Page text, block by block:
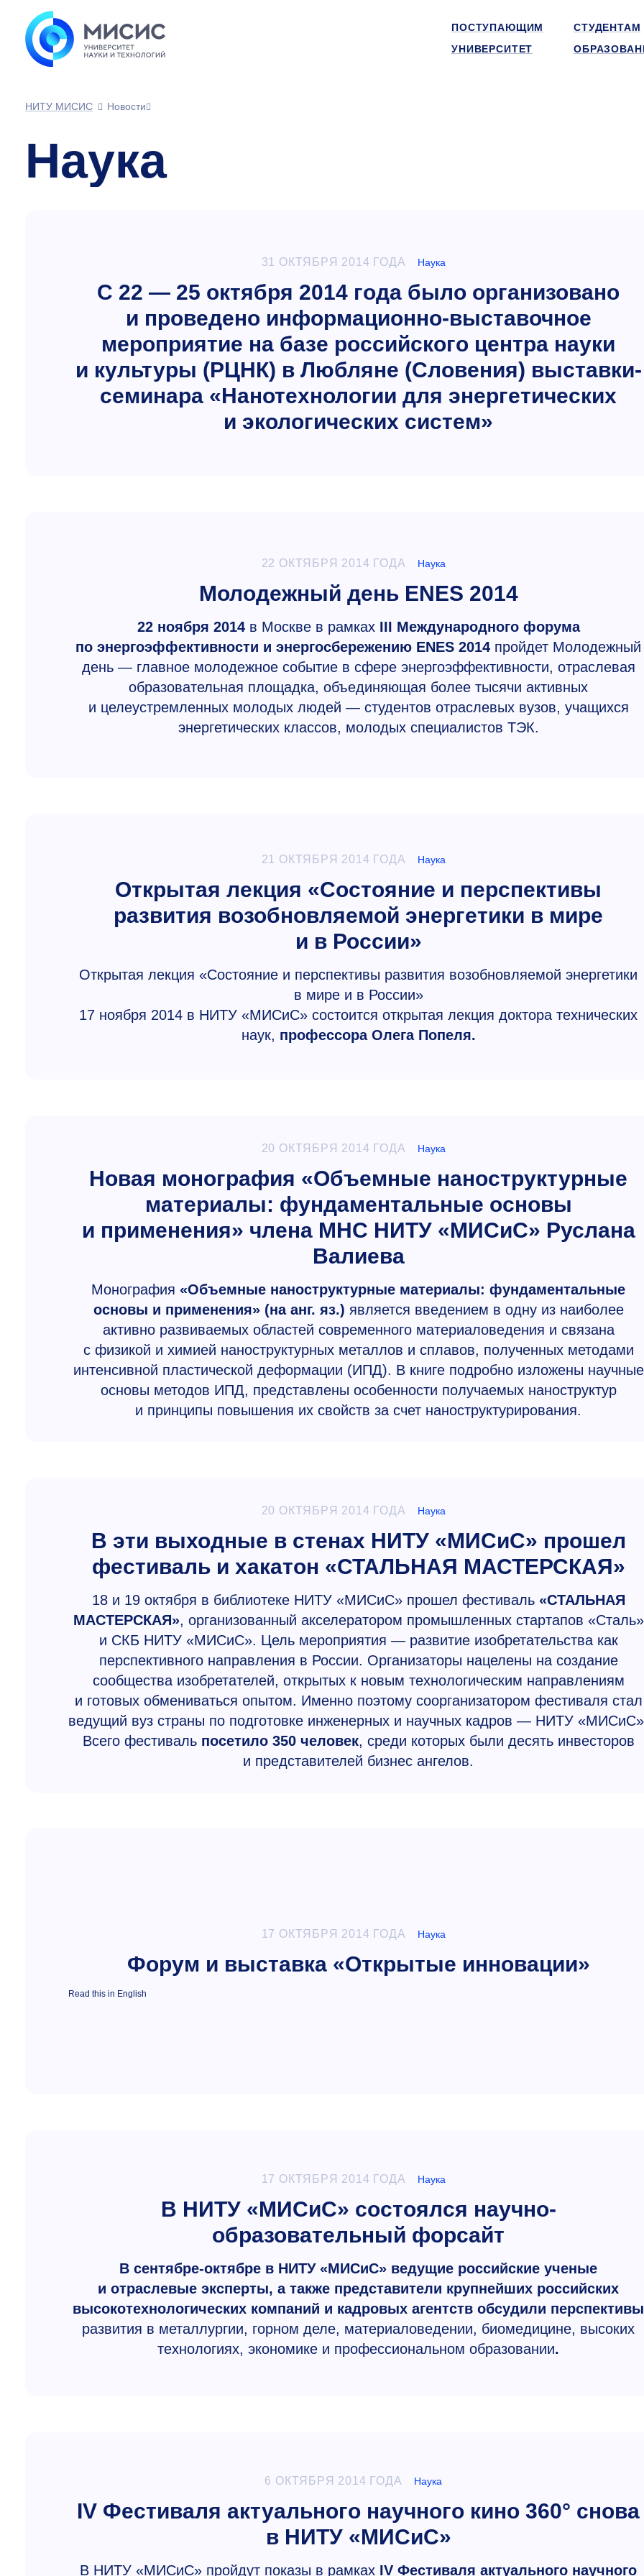
ПОСТУПАЮЩИМ
СТУДЕНТАМ
УНИВЕРСИТЕТ
НИТУ МИСИС Новости
Наука
31 ОКТЯБРЯ 2014 ГОДА Наука
С 22 — 25 октября 2014 года было организовано
и проведено информационно-выставочное
мероприятие на базе российского центра науки
и культуры (РЦНК) в Любляне (Словения) выставки-
семинара «Нанотехнологии для энергетических
и экологических систем»
22 ОКТЯБРЯ 2014 ГОДА Наука
Молодежный день ENES 2014
22 ноября 2014в Москве в рамках III Международного форума
по энергоэффективности и энергосбережению ENES 2014 пройдет Молодежный
день — главное молодежное событие в сфере энергоэффективности, отраслевая
образовательная площадка, объединяющая более тысячи активных
и целеустремленных молодых людей — студентов отраслевых вузов, учащихся
энергетических классов, молодых специалистов ТЭК.
21 ОКТЯБРЯ 2014 ГОДА Наука
Открытая лекция «Состояние и перспективы
развития возобновляемой энергетики в мире
и в России»
Открытая лекция «Состояние и перспективы развития возобновляемой энергетики
в мире и в России»
17 ноября 2014 в НИТУ «МИСиС» состоится открытая лекция доктора технических
наук, профессора Олега Попеля.
20 ОКТЯБРЯ 2014 ГОДА Наука
Новая монография «Объемные наноструктурные
материалы: фундаментальные основы
и применения» члена МНС НИТУ «МИСиС» Руслана
Валиева
Монография «Объемные наноструктурные материалы: фундаментальные
основы и применения» (на анг. яз.) является введением в одну из наиболее
активно развиваемых областей современного материаловедения и связана
с физикой и химией наноструктурных металлов и сплавов, полученных методами
интенсивной пластической деформации (ИПД). В книге подробно изложены научные
основы методов ИПД, представлены особенности получаемых наноструктур
и принципы повышения их свойств за счет наноструктурирования.
20 ОКТЯБРЯ 2014 ГОДА Наука
В эти выходные в стенах НИТУ «МИСиС» прошел
фестиваль и хакатон «СТАЛЬНАЯ МАСТЕРСКАЯ»
18 и 19 октября в библиотеке НИТУ «МИСиС» прошел фестиваль «СТАЛЬНАЯ
МАСТЕРСКАЯ», организованный акселератором промышленных стартапов «Сталь»
и СКБ НИТУ «МИСиС». Цель мероприятия — развитие изобретательства как
перспективного направления в России. Организаторы нацелены на создание
сообщества изобретателей, открытых к новым технологическим направлениям
и готовых обмениваться опытом. Именно поэтому соорганизатором фестиваля стал
ведущий вуз страны по подготовке инженерных и научных кадров — НИТУ
Всего фестиваль посетило 350 человек, среди которых были десять инвесторов
и представителей бизнес ангелов.
17 ОКТЯБРЯ 2014 ГОДА Наука
Форум и выставка «Открытые инновации»
Read this in English
17 ОКТЯБРЯ 2014 ГОДА Наука
В НИТУ «МИСиС» состоялся научно-
образовательный форсайт
В сентябре-октябре в НИТУ «МИСиС» ведущие российские ученые
и отраслевые эксперты, а также представители крупнейших российских
высокотехнологических компаний и кадровых агентств обсудили перспективы
развития в металлургии, горном деле, материаловедении, биомедицине, высоких
технологиях, экономике и профессиональном образовании.
6 ОКТЯБРЯ 2014 ГОДА Наука
IV Фестиваля актуального научного кино 360° снова
в НИТУ «МИСиС»
В НИТУ «МИСиС» пройдут показы в рамках IV Фестиваля актуального научного